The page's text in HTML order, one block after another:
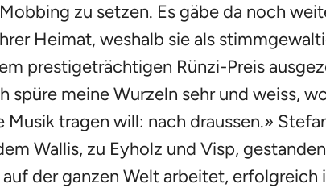
zu setzen. Es gäbe da noch
Heimat, weshalb sie als
prestigeträchtigen Rünzi-Preis
spüre meine Wurzeln sehr und weiss,
Musik tragen will: nach draussen.»
Wallis, zu Eyholz und Visp,
der ganzen Welt arbeitet,